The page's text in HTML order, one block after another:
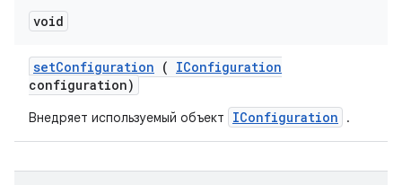
void
setConfiguration ( IConfiguration
configuration)
Внедряет используемый объект IConfiguration .